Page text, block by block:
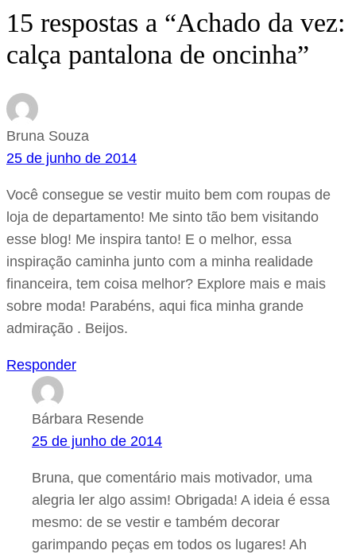
15 respostas a “Achado da vez:
calça pantalona de oncinha”
Bruna Souza
25 de junho de 2014
Você consegue se vestir muito bem com roupas de
loja de departamento! Me sinto tão bem visitando
esse blog! Me inspira tanto! E o melhor, essa
inspiração caminha junto com a minha realidade
financeira, tem coisa melhor? Explore mais e mais
sobre moda! Parabéns, aqui fica minha grande
admiração . Beijos.
Responder
Bárbara Resende
25 de junho de 2014
Bruna, que comentário mais motivador, uma
alegria ler algo assim! Obrigada! A ideia é essa
mesmo: de se vestir e também decorar
garimpando peças em todos os lugares! Ah